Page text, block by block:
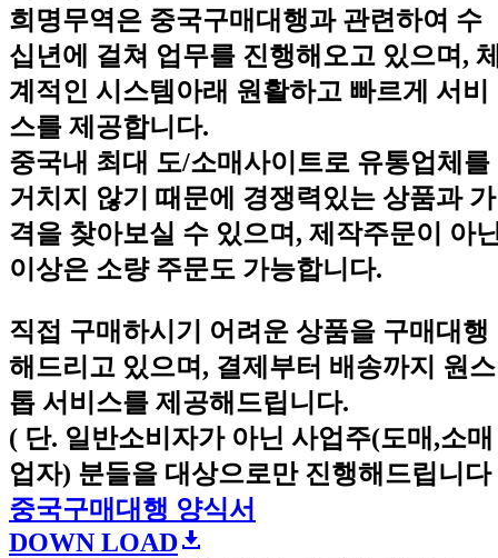
희명무역은 중국구매대행과 관련하여 수
십년에 걸쳐 업무를 진행해오고 있으며,
계적인 시스템아래 원활하고 빠르게 서비
스를 제공합니다.
중국내 최대 도/소매사이트로 유통업체를
거치지 않기 때문에 경쟁력있는 상품과 가
격을 찾아보실 수 있으며, 제작주문이 아
이상은 소량 주문도 가능합니다.
직접 구매하시기 어려운 상품을 구매대행
해드리고 있으며, 결제부터 배송까지 원스
톱 서비스를 제공해드립니다.
( 단. 일반소비자가 아닌 사업주(도매,소매
업자) 분들을 대상으로만 진행해드립니다
중국구매대행 양식서
DOWN LOAD